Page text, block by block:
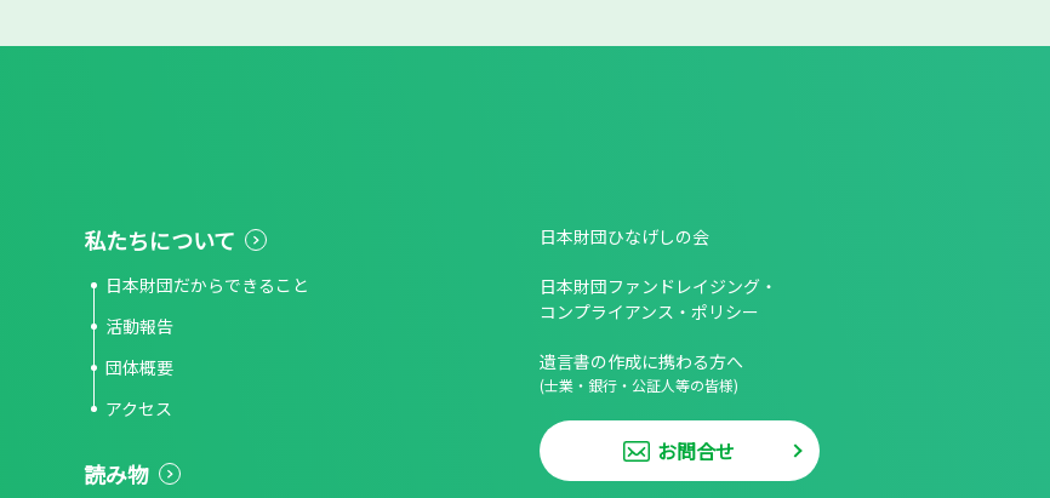
私たちについて
日本財団だからできること
活動報告
団体概要
アクセス
読み物
日本財団ひなげしの会
日本財団ファンドレイジング・
コンプライアンス・ポリシー
遺言書の作成に携わる方へ
(士業・銀行・公証人等の皆様)
お問合せ